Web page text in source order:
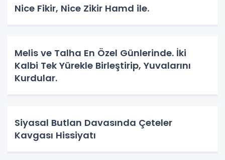
Nice Fikir, Nice Zikir Hamd ile.
Melis ve Talha En Özel Günlerinde. İki
Kalbi Tek Yürekle Birleştirip, Yuvalarını
Kurdular.
Siyasal Butlan Davasında Çeteler
Kavgası Hissiyatı